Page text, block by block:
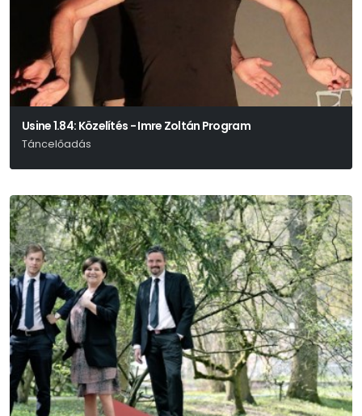
Usine 1.84: Közelítés - Imre Zoltán Program
Táncelőadás